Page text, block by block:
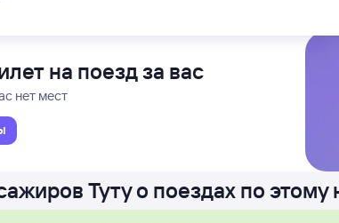
на поезд за вас
нет мест
Туту о поездах по